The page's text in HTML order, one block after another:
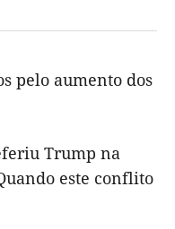
pelo aumento dos
Trump na
este conflito